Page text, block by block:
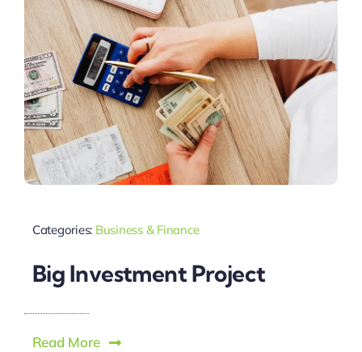
Categories: Business & Finance
Big Investment Project
Read More